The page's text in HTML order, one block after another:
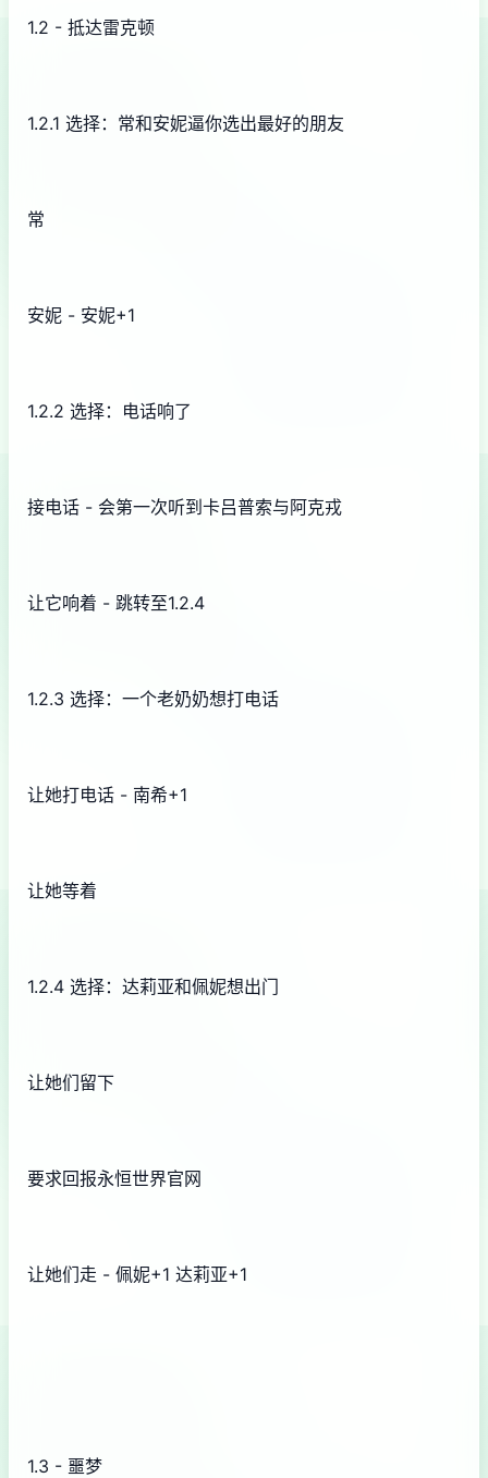
1.2 - 抵达雷克顿
1.2.1 选择：常和安妮逼你选出最好的朋友
常
安妮 - 安妮+1
1.2.2 选择：电话响了
接电话 - 会第一次听到卡吕普索与阿克戎
让它响着 - 跳转至1.2.4
1.2.3 选择：一个老奶奶想打电话
让她打电话 - 南希+1
让她等着
1.2.4 选择：达莉亚和佩妮想出门
让她们留下
要求回报永恒世界官网
让她们走 - 佩妮+1 达莉亚+1
1.3 - 噩梦